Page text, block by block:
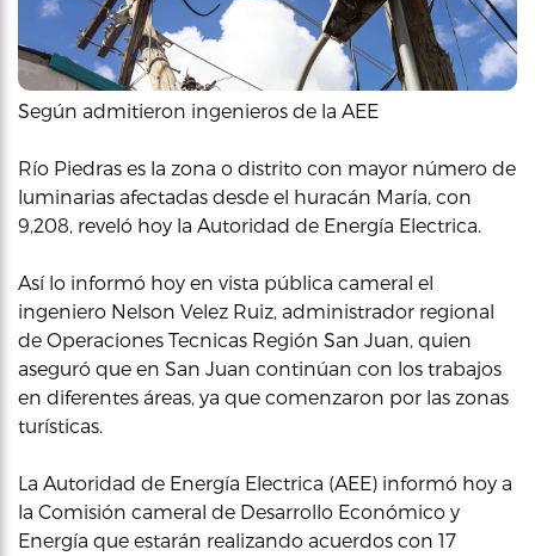
Según admitieron ingenieros de la AEE
Río Piedras es la zona o distrito con mayor número de
luminarias afectadas desde el huracán María, con
9,208, reveló hoy la Autoridad de Energía Electrica.
Así lo informó hoy en vista pública cameral el
ingeniero Nelson Velez Ruiz, administrador regional
de Operaciones Tecnicas Región San Juan, quien
aseguró que en San Juan continúan con los trabajos
en diferentes áreas, ya que comenzaron por las zonas
turísticas.
La Autoridad de Energía Electrica (AEE) informó hoy a
la Comisión cameral de Desarrollo Económico y
Energía que estarán realizando acuerdos con 17